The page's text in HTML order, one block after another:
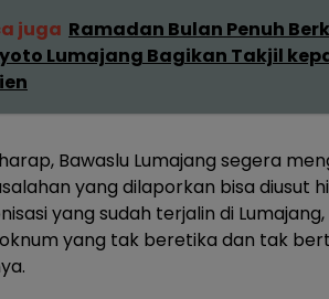
juga Ramadan Bulan Penuh
Lumajang Bagikan Takjil
Bawaslu Lumajang segera
yang dilaporkan bisa diusut
yang sudah terjalin di
yang tak beretika dan tak